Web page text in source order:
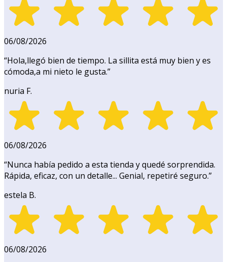
06/08/2026
“Hola,llegó bien de tiempo. La sillita está muy bien y es
cómoda,a mi nieto le gusta.”
nuria F.
06/08/2026
“Nunca había pedido a esta tienda y quedé sorprendida.
Rápida, eficaz, con un detalle... Genial, repetiré seguro.”
estela B.
06/08/2026